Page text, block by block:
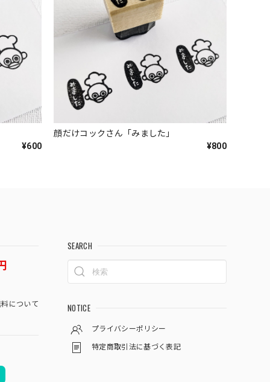
¥600
顔だけコックさん「みました」
¥800
について
SEARCH
NOTICE
プライバシーポリシー
特定商取引法に基づく表記